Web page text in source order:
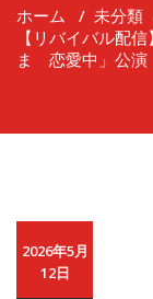
ホーム / 未分類
【リバイバル配
ま 恋愛中」公演
2026年5月
12日